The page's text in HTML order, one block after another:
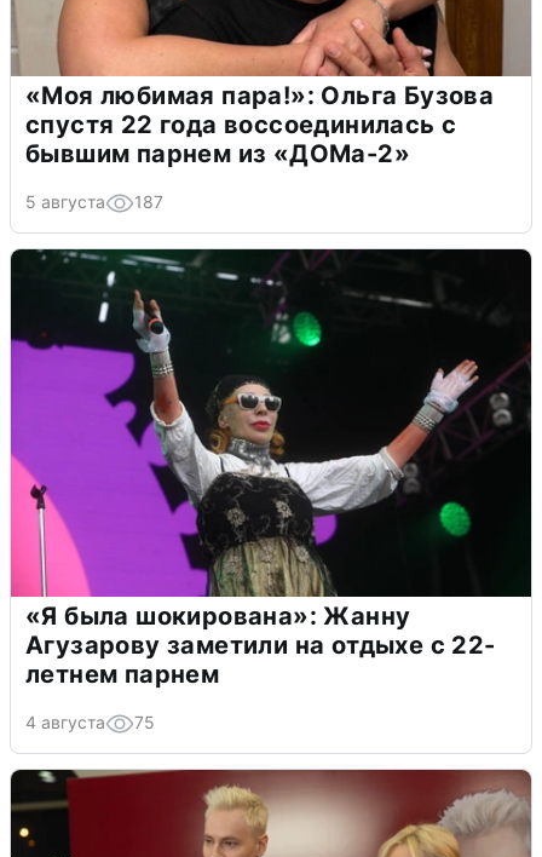
«Моя любимая пара!»: Ольга Бузова
спустя 22 года воссоединилась с
бывшим парнем из «ДОМа-2»
5 августа 187
«Я была шокирована»: Жанну
Агузарову заметили на отдыхе с 22-
летнем парнем
4 августа 75